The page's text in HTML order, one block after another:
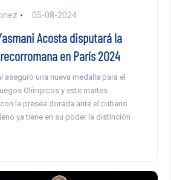
05-08-2024
Acosta disputará la
en París 2024
aseguró una nueva medalla para el
Olímpicos y este martes
la presea dorada ante el cubano
ya tiene en su poder la distinción